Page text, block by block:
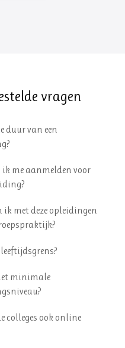
vragen
duur van een
ik me aanmelden voor
ik met deze opleidingen
leeftijdsgrens?
minimale
colleges ook online